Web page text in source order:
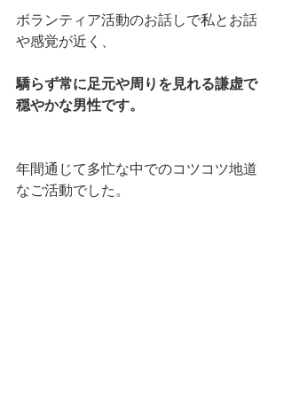
ボランティア活動のお話しで私とお話
や感覚が近く、
驕らず常に足元や周りを見れる謙虚で
穏やかな男性です。
年間通じて多忙な中でのコツコツ地道
なご活動でした。